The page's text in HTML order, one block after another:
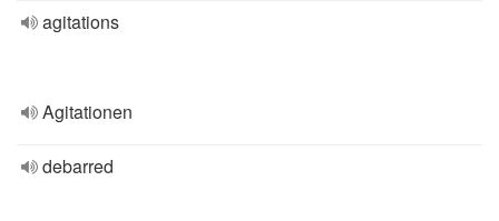
agitations
Agitationen
debarred